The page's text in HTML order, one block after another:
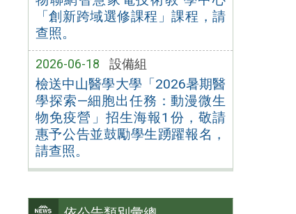
「創新跨域選修課程」課程，請
查照。
2026-06-18 設備組
檢送中山醫學大學「2026暑期醫
學探索—細胞出任務：動漫微生
物免疫營」招生海報1份，敬請
惠予公告並鼓勵學生踴躍報名，
請查照。